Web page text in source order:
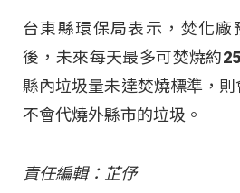
台東縣環保局表示，焚化廠
後，未來每天最多可焚燒約
縣內垃圾量未達焚燒標準，則
不會代燒外縣市的垃圾。
責任編輯：芷伃